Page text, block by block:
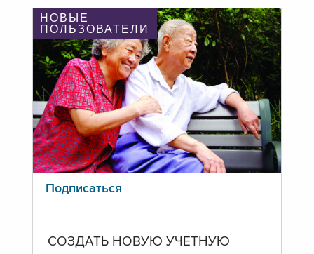
НОВЫЕ
ПОЛЬЗОВАТЕЛИ
Подписаться
СОЗДАТЬ НОВУЮ УЧЕТНУЮ